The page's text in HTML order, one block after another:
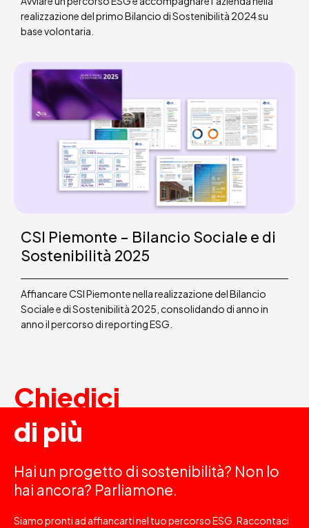
realizzazione del primo Bilancio di Sostenibilità 2024 su
base volontaria.
CSI Piemonte – Bilancio Sociale e di
Sostenibilità 2025
Affiancare CSI Piemonte nella realizzazione del Bilancio
Sociale e di Sostenibilità 2025, consolidando di anno in
anno il percorso di reporting ESG.
Chiedici
di più
Hai un progetto di sostenibilità? Non lo
hai ancora? Parliamone.
Siamo pronti ad affiancarti nel tuo percorso ESG. Raccontaci